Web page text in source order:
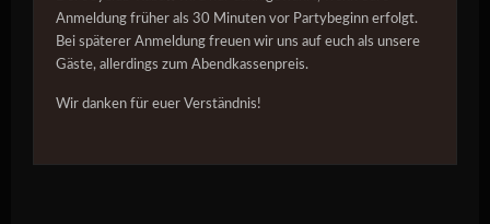
Anmeldung früher als 30 Minuten vor Partybeginn erfolgt.
Bei späterer Anmeldung freuen wir uns auf euch als unsere
Gäste, allerdings zum Abendkassenpreis.
Wir danken für euer Verständnis!